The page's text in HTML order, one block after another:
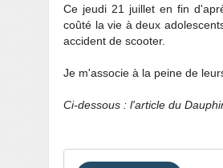
Ce jeudi 21 juillet en fin
coûté la vie à deux
accident de scooter.
Je m'associe à la peine de
Ci-dessous : l'article du